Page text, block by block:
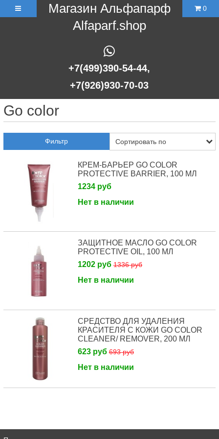
Магазин Альфапарф
Alfaparf.shop
+7(499)390-54-44,
+7(926)930-70-03
0
Go color
Фильтр
КРЕМ-БАРЬЕР GO COLOR
PROTECTIVE BARRIER, 100 МЛ
1234 руб
Нет в наличии
ЗАЩИТНОЕ МАСЛО GO COLOR
PROTECTIVE OIL, 100 МЛ
1202 руб1336 руб
Нет в наличии
СРЕДСТВО ДЛЯ УДАЛЕНИЯ
КРАСИТЕЛЯ С КОЖИ GO COLOR
CLEANER/ REMOVER, 200 МЛ
623 руб693 руб
Нет в наличии